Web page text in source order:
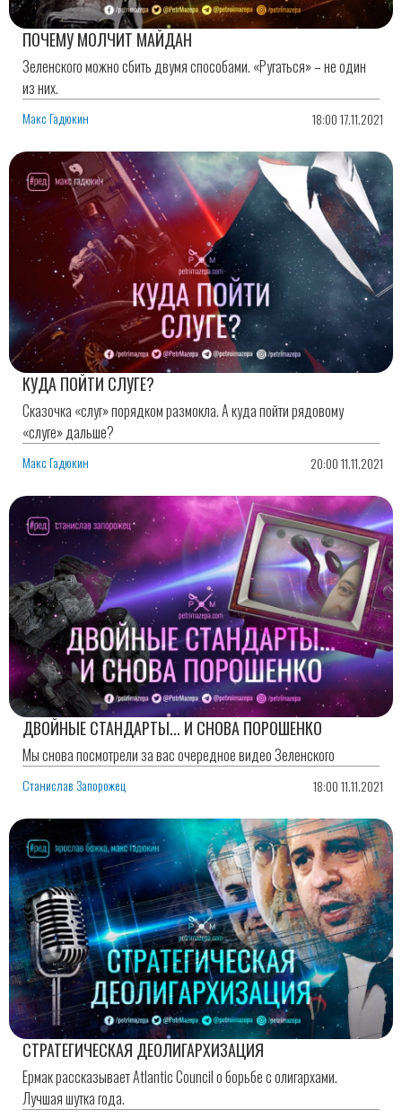
ПОЧЕМУ МОЛЧИТ МАЙДАН
Зеленского можно сбить двумя способами. «Ругаться» – не один
из них.
Макс Гадюкин 18:00 17.11.2021
КУДА ПОЙТИ СЛУГЕ?
Сказочка «слуг» порядком размокла. А куда пойти рядовому
«слуге» дальше?
Макс Гадюкин 20:00 11.11.2021
ДВОЙНЫЕ СТАНДАРТЫ... И СНОВА ПОРОШЕНКО
Мы снова посмотрели за вас очередное видео Зеленского
Станислав Запорожец 18:00 11.11.2021
СТРАТЕГИЧЕСКАЯ ДЕОЛИГАРХИЗАЦИЯ
Ермак рассказывает Atlantic Council о борьбе с олигархами.
Лучшая шутка года.